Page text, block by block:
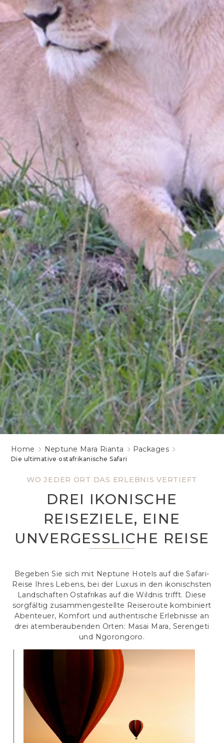
WO JEDER ORT DAS ERLEBNIS VERTIEFT
DREI IKONISCHE
REISEZIELE, EINE
UNVERGESSLICHE REISE
Home Neptune Mara Rianta Packages
Die ultimative ostafrikanische Safari
Begeben Sie sich mit Neptune Hotels auf die Safari-
Reise Ihres Lebens, bei der Luxus in den ikonischsten
Landschaften Ostafrikas auf die Wildnis trifft. Diese
sorgfältig zusammengestellte Reiseroute kombiniert
Abenteuer, Komfort und authentische Erlebnisse an
drei atemberaubenden Orten: Masai Mara, Serengeti
und Ngorongoro.